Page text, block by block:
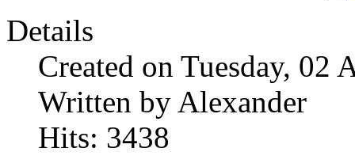
Details
Created on Tuesday, 02
Written by Alexander
Hits: 3438